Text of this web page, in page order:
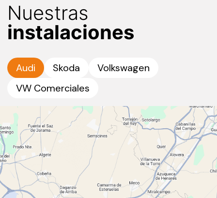
Nuestras
instalaciones
Audi Skoda
Volkswagen
VW Comerciales